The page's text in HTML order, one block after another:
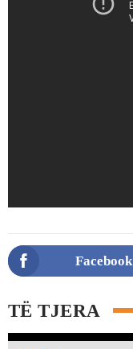
Facebook
TË TJERA